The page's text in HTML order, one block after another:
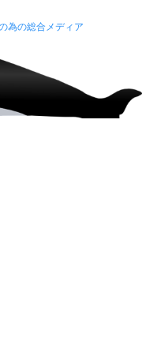
為の総合メディア